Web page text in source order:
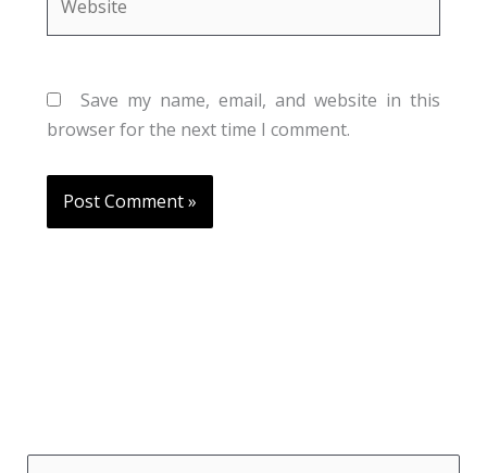
Save my name, email, and website in this
browser for the next time I comment.